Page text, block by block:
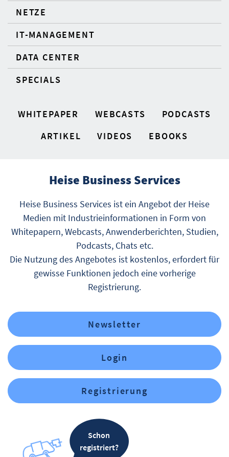
NETZE
IT-MANAGEMENT
DATA CENTER
SPECIALS
WHITEPAPER WEBCASTS
PODCASTS
ARTIKEL
VIDEOS EBOOKS
Heise Business Services
Heise Business Services ist ein Angebot der Heise
Medien mit Industrieinformationen in Form von
Whitepapern, Webcasts, Anwenderberichten, Studien,
Podcasts, Chats etc.
Die Nutzung des Angebotes ist kostenlos, erfordert für
gewisse Funktionen jedoch eine vorherige
Registrierung.
Newsletter
Login
Registrierung
Schon
registriert?